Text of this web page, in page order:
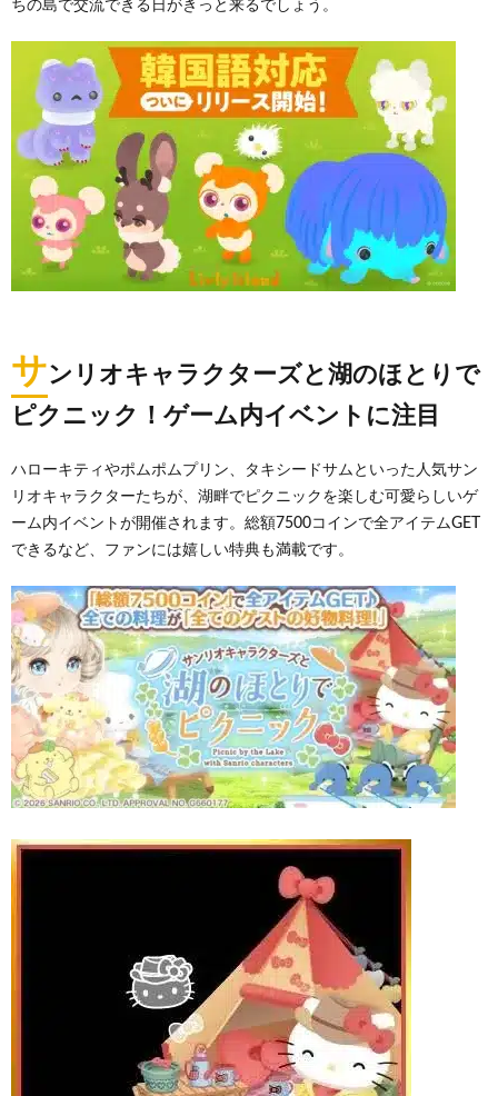
ちの島で交流できる日がきっと来るでしょう。
サンリオキャラクターズと湖のほとりで
ピクニック！ゲーム内イベントに注目
ハローキティやポムポムプリン、タキシードサムといった人気サン
リオキャラクターたちが、湖畔でピクニックを楽しむ可愛らしいゲ
ーム内イベントが開催されます。総額7500コインで全アイテムGET
できるなど、ファンには嬉しい特典も満載です。